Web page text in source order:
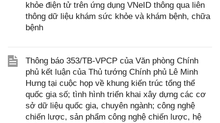
khỏe điện tử trên ứng dụng VNeID thông qua liên
thông dữ liệu khám sức khỏe và khám bệnh, chữa
bệnh
Thông báo 353/TB-VPCP của Văn phòng Chính
phủ kết luận của Thủ tướng Chính phủ Lê Minh
Hưng tại cuộc họp về khung kiến trúc tổng thể
quốc gia số; tình hình triển khai xây dựng các cơ
sở dữ liệu quốc gia, chuyên ngành; công nghệ
chiến lược, sản phẩm công nghệ chiến lược, hệ